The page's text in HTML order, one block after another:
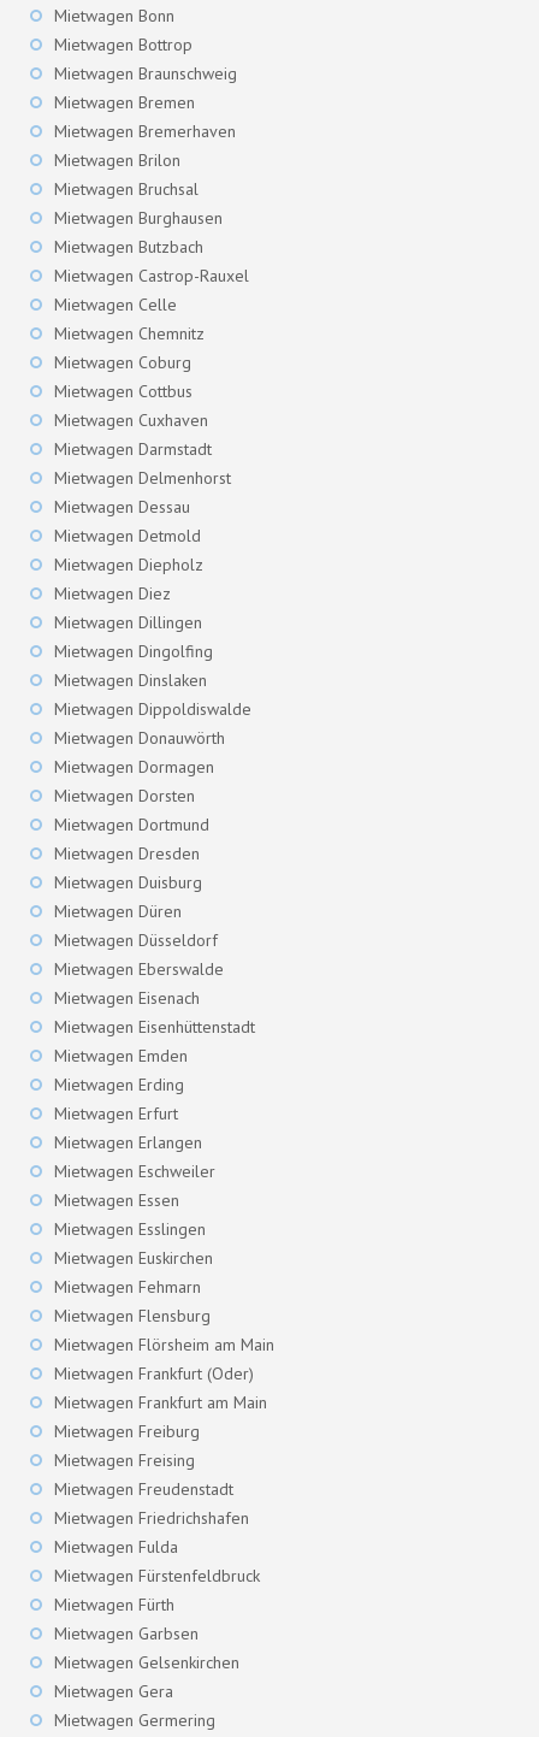
Mietwagen Bonn
Mietwagen Bottrop
Mietwagen Braunschweig
Mietwagen Bremen
Mietwagen Bremerhaven
Mietwagen Brilon
Mietwagen Bruchsal
Mietwagen Burghausen
Mietwagen Butzbach
Mietwagen Castrop-Rauxel
Mietwagen Celle
Mietwagen Chemnitz
Mietwagen Coburg
Mietwagen Cottbus
Mietwagen Cuxhaven
Mietwagen Darmstadt
Mietwagen Delmenhorst
Mietwagen Dessau
Mietwagen Detmold
Mietwagen Diepholz
Mietwagen Diez
Mietwagen Dillingen
Mietwagen Dingolfing
Mietwagen Dinslaken
Mietwagen Dippoldiswalde
Mietwagen Donauwörth
Mietwagen Dormagen
Mietwagen Dorsten
Mietwagen Dortmund
Mietwagen Dresden
Mietwagen Duisburg
Mietwagen Düren
Mietwagen Düsseldorf
Mietwagen Eberswalde
Mietwagen Eisenach
Mietwagen Eisenhüttenstadt
Mietwagen Emden
Mietwagen Erding
Mietwagen Erfurt
Mietwagen Erlangen
Mietwagen Eschweiler
Mietwagen Essen
Mietwagen Esslingen
Mietwagen Euskirchen
Mietwagen Fehmarn
Mietwagen Flensburg
Mietwagen Flörsheim am Main
Mietwagen Frankfurt (Oder)
Mietwagen Frankfurt am Main
Mietwagen Freiburg
Mietwagen Freising
Mietwagen Freudenstadt
Mietwagen Friedrichshafen
Mietwagen Fulda
Mietwagen Fürstenfeldbruck
Mietwagen Fürth
Mietwagen Garbsen
Mietwagen Gelsenkirchen
Mietwagen Gera
Mietwagen Germering